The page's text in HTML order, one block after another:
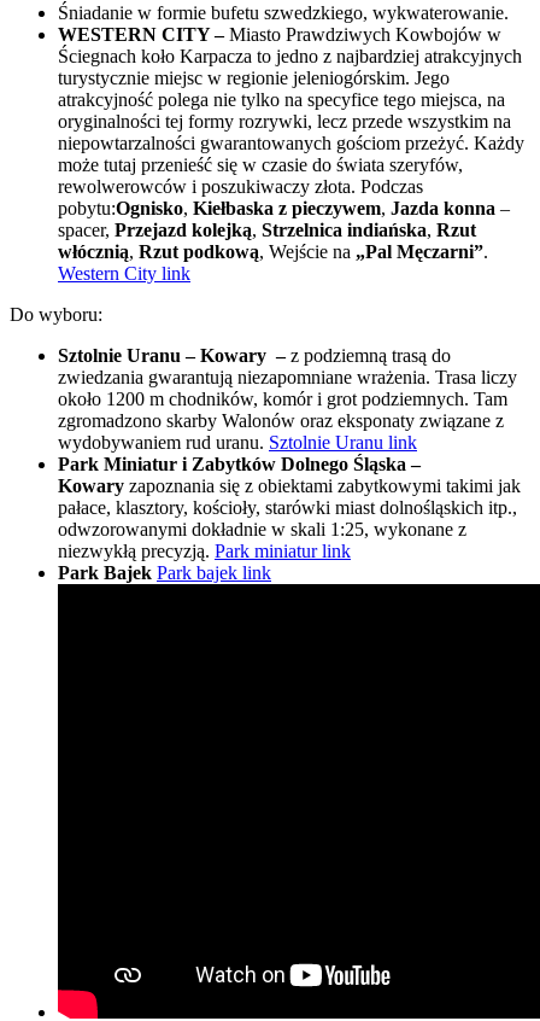
Śniadanie w formie bufetu szwedzkiego, wykwaterowanie.
WESTERN CITY –Miasto Prawdziwych Kowbojów w
Ściegnach koło Karpacza to jedno z najbardziej atrakcyjnych
turystycznie miejsc w regionie jeleniogórskim. Jego
atrakcyjność polega nie tylko na specyfice tego miejsca, na
oryginalności tej formy rozrywki, lecz przede wszystkim na
niepowtarzalności gwarantowanych gościom przeżyć. Każdy
może tutaj przenieść się w czasie do świata szeryfów,
rewolwerowców i poszukiwaczy złota. Podczas
pobytu:Ognisko, Kiełbaska z pieczywem, Jazda konna –
spacer, Przejazd kolejką, Strzelnica indiańska, Rzut
włócznią, Rzut podkową, Wejście na „Pal Męczarni”.
Western City link
Do wyboru:
Sztolnie Uranu – Kowary –z podziemną trasą do
zwiedzania gwarantują niezapomniane wrażenia. Trasa liczy
około 1200 m chodników, komór i grot podziemnych. Tam
zgromadzono skarby Walonów oraz eksponaty związane z
wydobywaniem rud uranu. Sztolnie Uranu link
Park Miniatur i Zabytków Dolnego Śląska –
Kowary zapoznania się z obiektami zabytkowymi takimi jak
pałace, klasztory, kościoły, starówki miast dolnośląskich itp.,
odwzorowanymi dokładnie w skali 1:25, wykonane z
niezwykłą precyzją. Park miniatur link
Park Bajek Park bajek link